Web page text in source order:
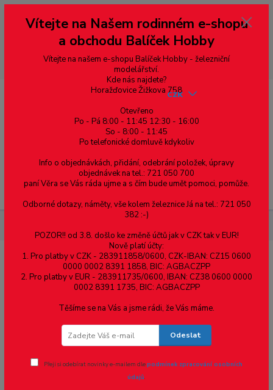
--- pro zákazníky ze Slovenska a jiných zemí, pokud chcete platit v eurech
přepněte si e-shop na euro 💶 pro přepočet měny - pravý horní roh ---
dobírky – pokud si z nějakého důvodu zásilku nevyzvednete, bude po
domluvě zaslána znovu s opětovnou platbou za poštovné, v opačném
případě bude zrušena a účet přidán na blacklist a rušeny následující
objednávky.
Menu
CZK
Kardan MTB TT - 6 mm
Vítejte na Našem rodinném e-shopu
a obchodu Balíček Hobby
Vítejte na našem e-shopu Balíček Hobby - železniční
modelářství.
Kde nás najdete?
Horažďovice Žižkova 758
Otevřeno
Po - Pá 8:00 - 11:45 12:30 - 16:00
So - 8:00 - 11:45
Po telefonické domluvě kdykoliv
Info o objednávkách, přidání, odebrání položek, úpravy
objednávek na tel.: 721 050 700
paní Věra se Vás ráda ujme a s čím bude umět pomoci, pomůže.
Odborné dotazy, náměty, vše kolem železnice Já na tel.: 721 050
382 :-)
POZOR!! od 3.8. došlo ke změně účtů jak v CZK tak v EUR!
Nově platí účty:
1. Pro platby v CZK - 283911858/0600, CZK-IBAN: CZ15 0600
0000 0002 8391 1858, BIC: AGBACZPP
2. Pro platby v EUR - 283911735/0600, IBAN: CZ38 0600 0000
0002 8391 1735, BIC: AGBACZPP
Těšíme se na Vás a jsme rádi, že Vás máme.
Odeslat
Přeji si odebírat novinky e-mailem dlepodmínek zpracování osobních
údajů.